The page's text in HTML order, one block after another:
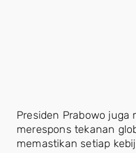
Presiden Prabowo
merespons tekanan
memastikan setiap